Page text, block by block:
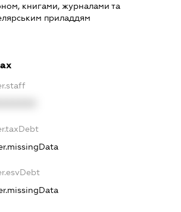
книгами, журналами та
приладдям